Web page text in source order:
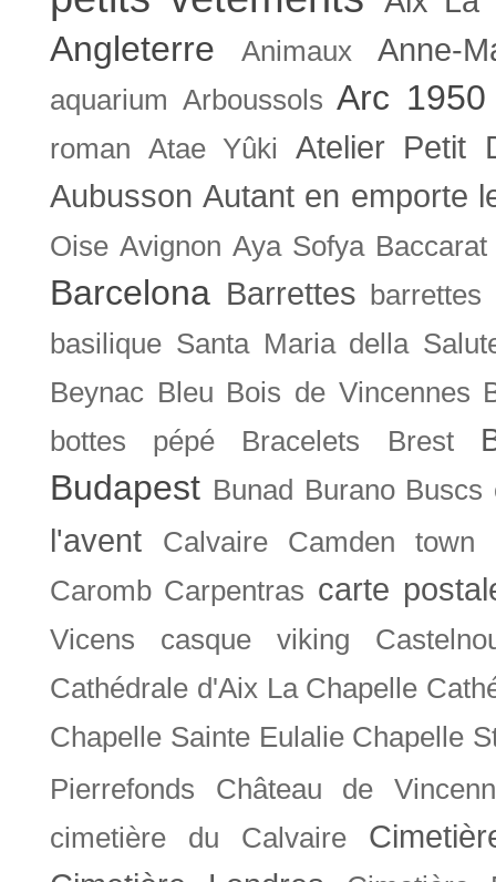
Angleterre Animaux Anne-
aquarium Arboussols Arc 1950
roman Atae Yûki
Atelier Petit
Aubusson Autant en emporte
Oise Avignon Aya Sofya Baccarat
Barcelona Barrettes barrettes
basilique Santa Maria della
Beynac Bleu Bois de Vincennes
bottes pépé
Bracelets Brest
Budapest Bunad Burano Buscs
l'avent Calvaire Camden town
Caromb Carpentras carte
Vicens casque viking
Cathédrale d'Aix La Chapelle
Chapelle Sainte Eulalie Chapelle
Pierrefonds
Château de
cimetière du Calvaire